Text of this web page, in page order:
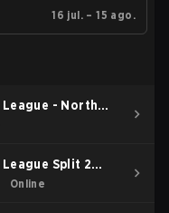
16 jul. – 15 ago.
- North
Spring 2026
Split 2
Online